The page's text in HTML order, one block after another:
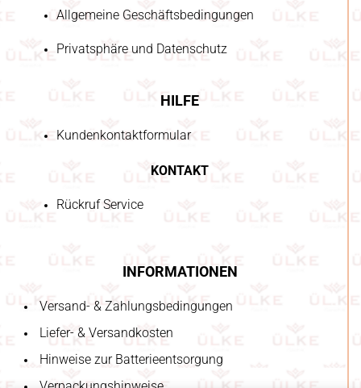
Allgemeine Geschäftsbedingungen
Privatsphäre und Datenschutz
HILFE
Kundenkontaktformular
KONTAKT
Rückruf Service
INFORMATIONEN
Versand- & Zahlungsbedingungen
Liefer- & Versandkosten
Hinweise zur Batterieentsorgung